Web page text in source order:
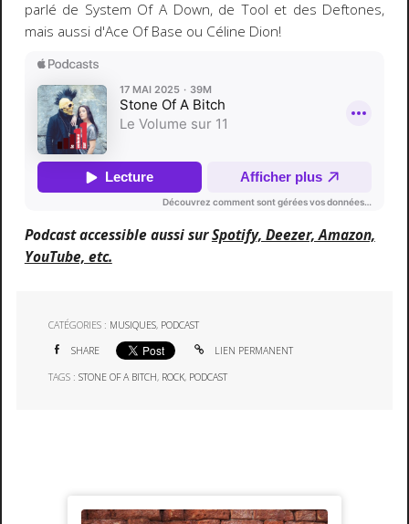
parlé de System Of A Down, de Tool et des Deftones,
mais aussi d'Ace Of Base ou Céline Dion!
Podcast accessible aussi surSpotify, Deezer, Amazon,
YouTube, etc.
CATÉGORIES : MUSIQUES, PODCAST
SHARE LIEN PERMANENT
TAGS :STONE OF A BITCH, ROCK, PODCAST